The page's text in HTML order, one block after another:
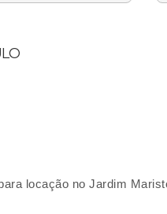
locação no Jardim